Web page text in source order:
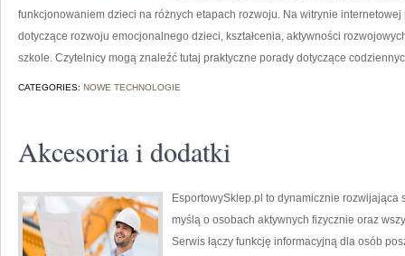
funkcjonowaniem dzieci na różnych etapach rozwoju. Na witrynie
dotyczące rozwoju emocjonalnego dzieci, kształcenia, aktywności
szkole. Czytelnicy mogą znaleźć tutaj praktyczne porady dotyczące
CATEGORIES: NOWE TECHNOLOGIE
Akcesoria i dodatki
EsportowySklep.pl to dynamicznie rozwijająca
myślą o osobach aktywnych fizycznie oraz
Serwis łączy funkcję informacyjną dla osób